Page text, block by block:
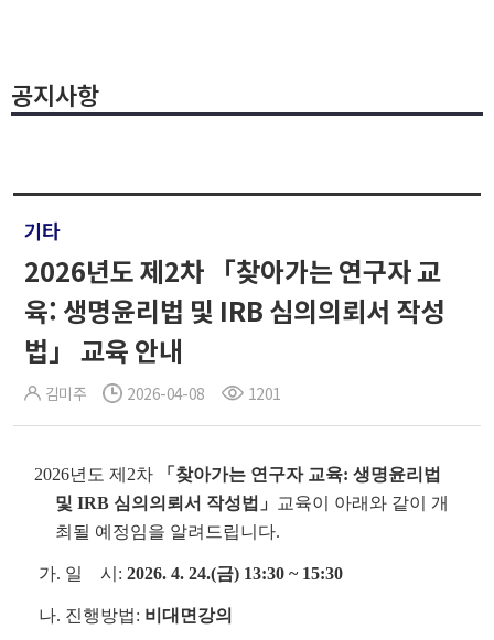
공지사항
기타
2026년도 제2차 「찾아가는 연구자 교
육: 생명윤리법 및 IRB 심의의뢰서 작성
법」 교육 안내
김미주 2026-04-08 1201
2026년도 제2차
「찾아가는 연구자 교육: 생명윤리법
및 IRB 심의의뢰서 작성법」
교육이 아래와 같이 개
최될 예정임을 알려드립니다.
가. 일 시: 2026. 4. 24.(금) 13:30 ~ 15:30
나. 진행방법: 비대면강의